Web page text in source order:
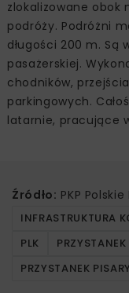
zlokalizowane obok
podróży. Podróżni
długości 200 m. Są
pasażerskiej.
chodników,
parkingowych.
latarnie, pracujące
Źródło: PKP
INFRASTRUKTURA
PLK
PRZYSTANEK PISARY